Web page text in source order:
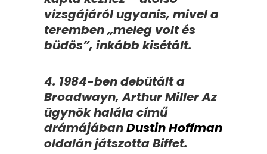
vizsgájáról ugyanis, mivel a
teremben „meleg volt és
büdös”, inkább kisétált.
4. 1984-ben debütált a
Broadwayn, Arthur Miller Az
ügynök halála című
drámájábanDustin Hoffman
oldalán játszotta Biffet.